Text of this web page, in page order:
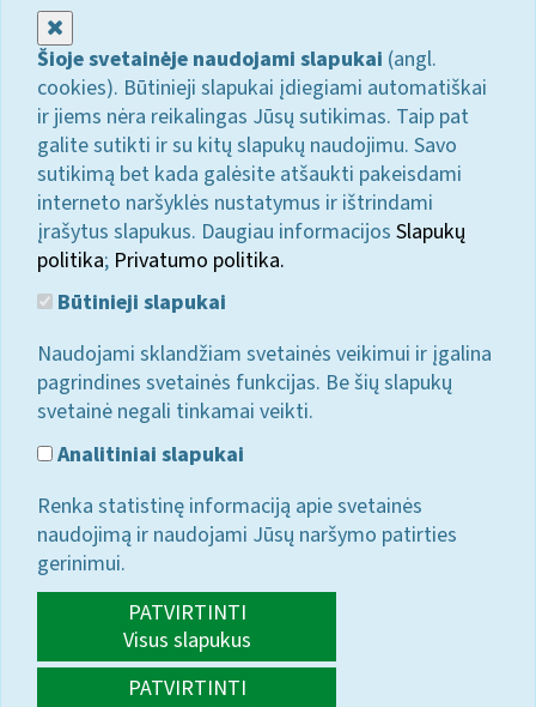
Šioje svetainėje naudojami slapukai (angl.
cookies). Būtinieji slapukai įdiegiami automatiškai
ir jiems nėra reikalingas Jūsų sutikimas. Taip pat
galite sutikti ir su kitų slapukų naudojimu. Savo
sutikimą bet kada galėsite atšaukti pakeisdami
interneto naršyklės nustatymus ir ištrindami
įrašytus slapukus. Daugiau informacijos Slapukų
politika; Privatumo politika.
Būtinieji slapukai
Naudojami sklandžiam svetainės veikimui ir įgalina
pagrindines svetainės funkcijas. Be šių slapukų
svetainė negali tinkamai veikti.
Analitiniai slapukai
Renka statistinę informaciją apie svetainės
naudojimą ir naudojami Jūsų naršymo patirties
gerinimui.
PATVIRTINTI
Visus slapukus
PATVIRTINTI